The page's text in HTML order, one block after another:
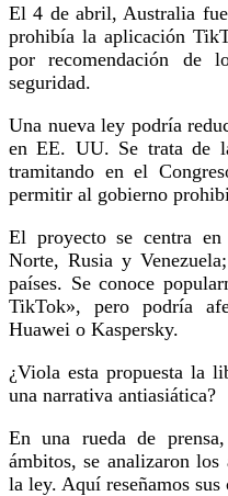
El 4 de abril, Australia
prohibía la aplicación
por recomendación de
seguridad.
Una nueva ley podría
en EE. UU. Se trata de
tramitando en el
permitir al gobierno
El proyecto se centra
Norte, Rusia y
países. Se conoce
TikTok», pero podría
Huawei o Kaspersky.
¿Viola esta propuesta la
una narrativa antiasiática?
En una rueda de
ámbitos, se analizaron
la ley. Aquí reseñamos sus